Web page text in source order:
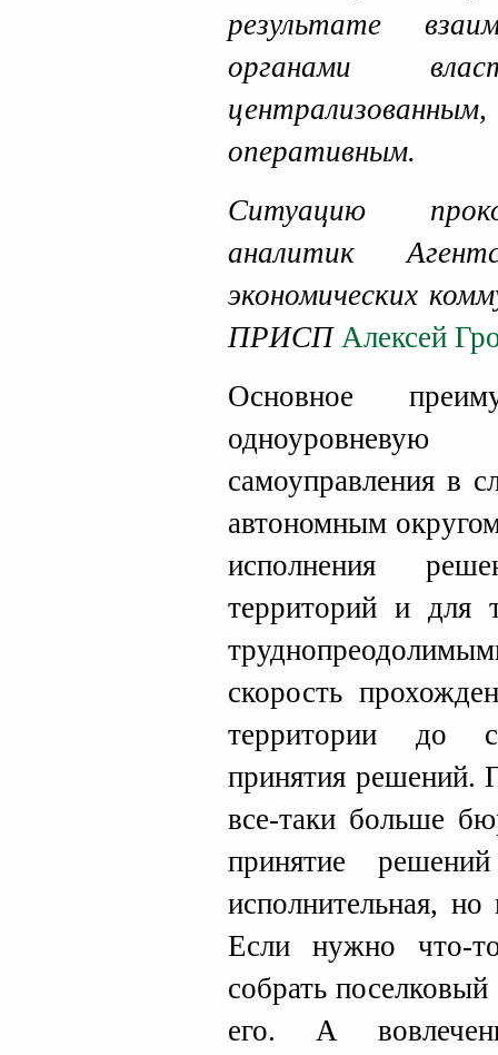
результате
органами
оперативным.
Ситуацию
аналитик
экономических
ПРИСП Алексей
Основное
самоуправления в
автономным
исполнения
территорий и для
скорость
территории до
принятия решений.
все-таки больше
принятие
исполнительная, но
Если нужно что-
собрать
его. А